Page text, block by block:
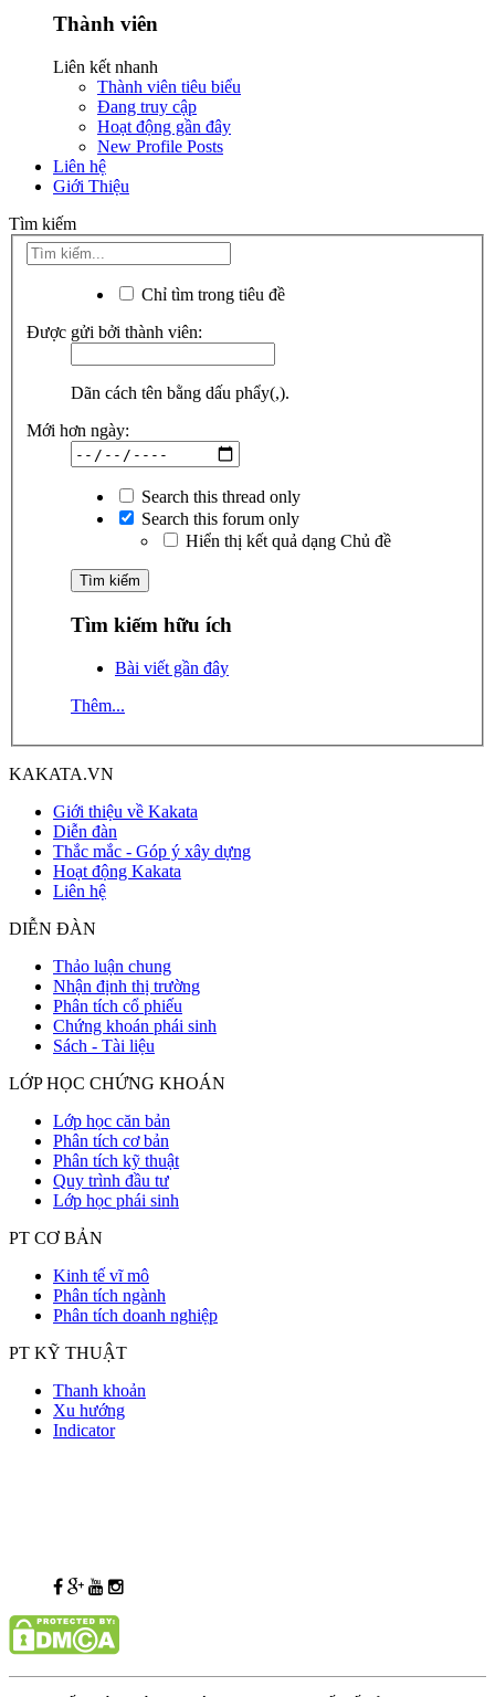
Thành viên
Liên kết nhanh
Thành viên tiêu biểu
Đang truy cập
Hoạt động gần đây
New Profile Posts
Liên hệ
Giới Thiệu
Tìm kiếm
Chỉ tìm trong tiêu đề
Được gửi bởi thành viên:
Dãn cách tên bằng dấu phẩy(,).
Mới hơn ngày:
Search this thread only
Search this forum only
Hiển thị kết quả dạng Chủ đề
Tìm kiếm hữu ích
Bài viết gần đây
Thêm...
KAKATA.VN
Giới thiệu về Kakata
Diễn đàn
Thắc mắc - Góp ý xây dựng
Hoạt động Kakata
Liên hệ
DIỄN ĐÀN
Thảo luận chung
Nhận định thị trường
Phân tích cổ phiếu
Chứng khoán phái sinh
Sách - Tài liệu
LỚP HỌC CHỨNG KHOÁN
Lớp học căn bản
Phân tích cơ bản
Phân tích kỹ thuật
Quy trình đầu tư
Lớp học phái sinh
PT CƠ BẢN
Kinh tế vĩ mô
Phân tích ngành
Phân tích doanh nghiệp
PT KỸ THUẬT
Thanh khoản
Xu hướng
Indicator